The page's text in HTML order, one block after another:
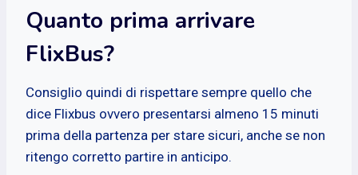
Quanto prima arrivare
FlixBus?
Consiglio quindi di rispettare sempre quello che
dice Flixbus ovvero presentarsi almeno 15 minuti
prima della partenza per stare sicuri, anche se non
ritengo corretto partire in anticipo.